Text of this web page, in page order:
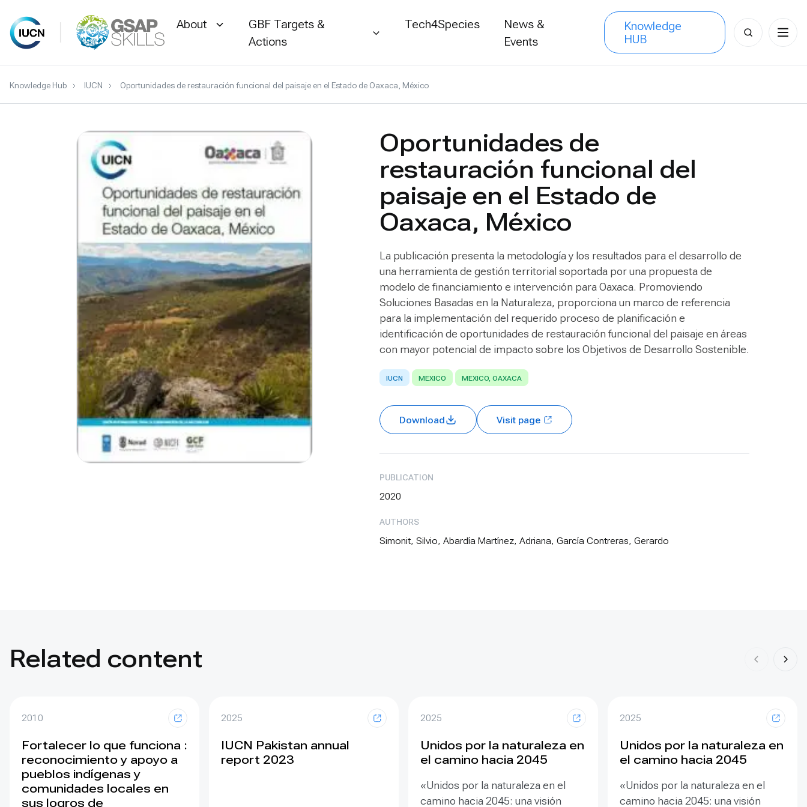
to
About
GBF Targets &
Actions
Tech4Species
News &
Events
Knowledge
HUB
Search
for:
Knowledge Hub IUCN Oportunidades de restauración funcional del paisaje en el Estado de Oaxaca, México
Oportunidades de
restauración funcional del
paisaje en el Estado de
Oaxaca, México
La publicación presenta la metodología y los resultados para el desarrollo de
una herramienta de gestión territorial soportada por una propuesta de
modelo de financiamiento e intervención para Oaxaca. Promoviendo
Soluciones Basadas en la Naturaleza, proporciona un marco de referencia
para la implementación del requerido proceso de planificación e
identificación de oportunidades de restauración funcional del paisaje en áreas
con mayor potencial de impacto sobre los Objetivos de Desarrollo Sostenible.
IUCN MEXICO MEXICO, OAXACA
Download Visit page
PUBLICATION
2020
AUTHORS
Simonit, Silvio, Abardía Martínez, Adriana, García Contreras, Gerardo
Related content
2010
Fortalecer lo que funciona :
reconocimiento y apoyo a
pueblos indígenas y
comunidades locales en
sus logros de
2025
IUCN Pakistan annual
report 2023
2025
Unidos por la naturaleza en
el camino hacia 2045
«Unidos por la naturaleza en el
camino hacia 2045: una visión
2025
Unidos por la naturaleza en
el camino hacia 2045
«Unidos por la naturaleza en el
camino hacia 2045: una visión